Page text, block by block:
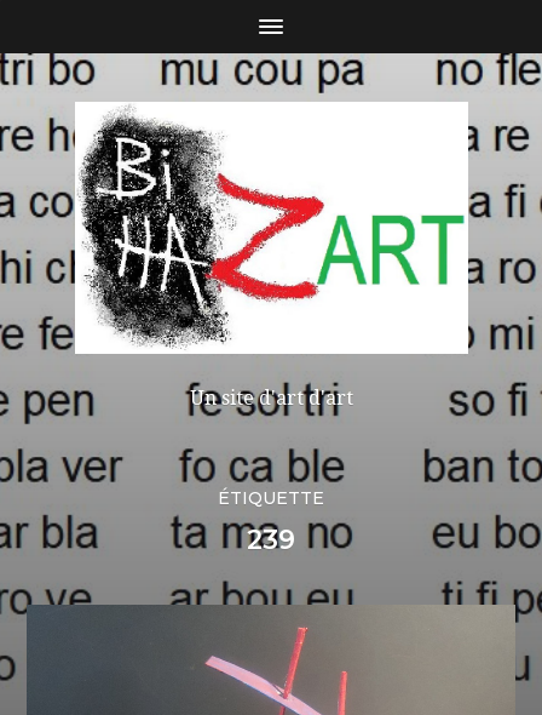
Un site d'art d'art
ÉTIQUETTE
239